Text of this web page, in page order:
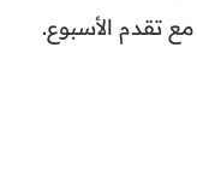
تقدم الأسبوع.